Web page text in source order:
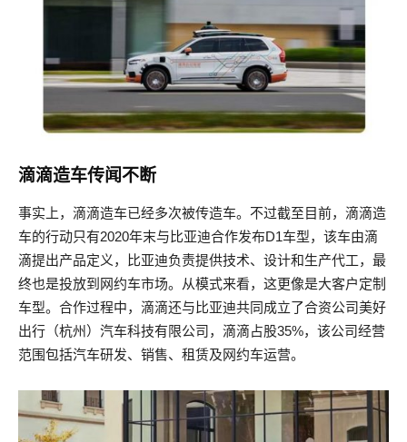
滴滴造车传闻不断
事实上，滴滴造车已经多次被传造车。不过截至目前，滴滴造
车的行动只有2020年末与比亚迪合作发布D1车型，该车由滴
滴提出产品定义，比亚迪负责提供技术、设计和生产代工，最
终也是投放到网约车市场。从模式来看，这更像是大客户定制
车型。合作过程中，滴滴还与比亚迪共同成立了合资公司美好
出行（杭州）汽车科技有限公司，滴滴占股35%，该公司经营
范围包括汽车研发、销售、租赁及网约车运营。